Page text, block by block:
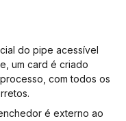
do pipe acessível
um card é criado
com todos os
é externo ao